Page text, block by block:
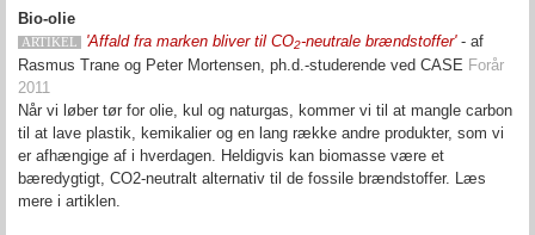
Bio-olie
ARTIKEL 'Affald fra marken bliver til CO2-neutrale brændstoffer' - af
Rasmus Trane og Peter Mortensen, ph.d.-studerende ved CASE Forår
2011
Når vi løber tør for olie, kul og naturgas, kommer vi til at mangle carbon
til at lave plastik, kemikalier og en lang række andre produkter, som vi
er afhængige af i hverdagen. Heldigvis kan biomasse være et
bæredygtigt, CO2-neutralt alternativ til de fossile brændstoffer. Læs
mere i artiklen.